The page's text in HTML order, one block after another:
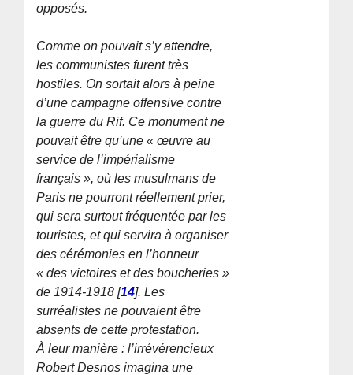
opposés.
Comme on pouvait s’y attendre,
les communistes furent très
hostiles. On sortait alors à peine
d’une campagne offensive contre
la guerre du Rif. Ce monument ne
pouvait être qu’une « œuvre au
service de l’impérialisme
français », où les musulmans de
Paris ne pourront réellement prier,
qui sera surtout fréquentée par les
touristes, et qui servira à organiser
des cérémonies en l’honneur
« des victoires et des boucheries »
de 1914-1918 [14]. Les
surréalistes ne pouvaient être
absents de cette protestation.
À leur manière : l’irrévérencieux
Robert Desnos imagina une